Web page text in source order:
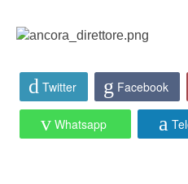
Twitter Facebook
Whatsapp